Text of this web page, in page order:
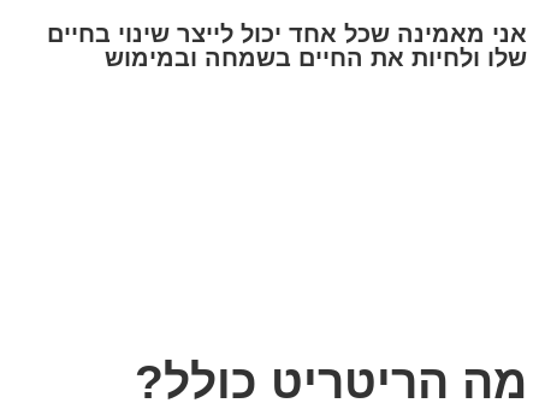
אני מאמינה שכל אחד יכול לייצר שינוי בחיים
שלו ולחיות את החיים בשמחה ובמימוש
מה הריטריט כולל?